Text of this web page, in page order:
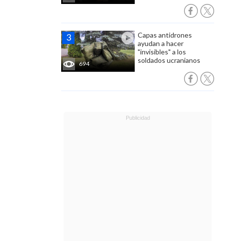
694
Capas antidrones
ayudan a hacer
"invisibles" a los
soldados ucranianos